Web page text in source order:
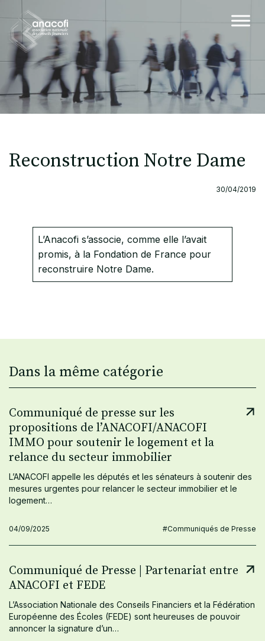
Reconstruction Notre Dame
30/04/2019
L’Anacofi s’associe, comme elle l’avait
promis, à la Fondation de France pour
reconstruire Notre Dame.
Dans la même catégorie
Communiqué de presse sur les
propositions de l’ANACOFI/ANACOFI
IMMO pour soutenir le logement et la
relance du secteur immobilier
L’ANACOFI appelle les députés et les sénateurs à soutenir des
mesures urgentes pour relancer le secteur immobilier et le
logement…
04/09/2025 #Communiqués de Presse
Communiqué de Presse | Partenariat entre
ANACOFI et FEDE
L’Association Nationale des Conseils Financiers et la Fédération
Européenne des Écoles (FEDE) sont heureuses de pouvoir
annoncer la signature d’un…